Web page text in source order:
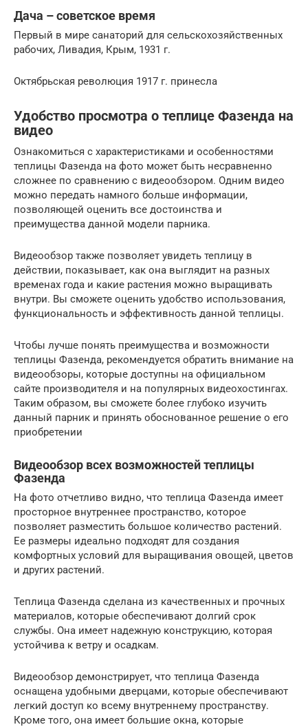
Дача – советское время
Первый в мире санаторий для сельскохозяйственных
рабочих, Ливадия, Крым, 1931 г.
Октябрьская революция 1917 г. принесла
Удобство просмотра о теплице Фазенда на
видео
Ознакомиться с характеристиками и особенностями
теплицы Фазенда на фото может быть несравненно
сложнее по сравнению с видеообзором. Одним видео
можно передать намного больше информации,
позволяющей оценить все достоинства и
преимущества данной модели парника.
Видеообзор также позволяет увидеть теплицу в
действии, показывает, как она выглядит на разных
временах года и какие растения можно выращивать
внутри. Вы сможете оценить удобство использования,
функциональность и эффективность данной теплицы.
Чтобы лучше понять преимущества и возможности
теплицы Фазенда, рекомендуется обратить внимание на
видеообзоры, которые доступны на официальном
сайте производителя и на популярных видеохостингах.
Таким образом, вы сможете более глубоко изучить
данный парник и принять обоснованное решение о его
приобретении
Видеообзор всех возможностей теплицы
Фазенда
На фото отчетливо видно, что теплица Фазенда имеет
просторное внутреннее пространство, которое
позволяет разместить большое количество растений.
Ее размеры идеально подходят для создания
комфортных условий для выращивания овощей, цветов
и других растений.
Теплица Фазенда сделана из качественных и прочных
материалов, которые обеспечивают долгий срок
службы. Она имеет надежную конструкцию, которая
устойчива к ветру и осадкам.
Видеообзор демонстрирует, что теплица Фазенда
оснащена удобными дверцами, которые обеспечивают
легкий доступ ко всему внутреннему пространству.
Кроме того, она имеет большие окна, которые